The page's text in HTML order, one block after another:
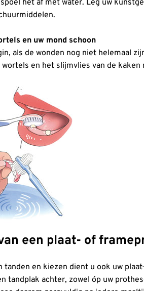
het af met water. Leg uw
en uw mond schoon
als de wonden nog niet helemaal
wortels en het slijmvlies van de
een plaat- of
tanden en kiezen dient u ook uw
tandplak achter, zowel óp uw